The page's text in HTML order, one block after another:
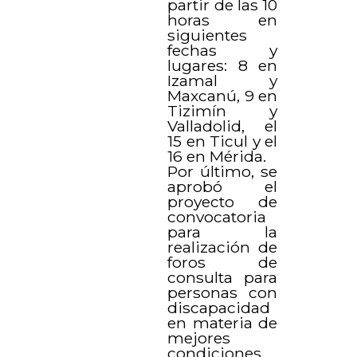
partir de las 10
horas en
siguientes
fechas y
lugares: 8 en
Izamal y
Maxcanú, 9 en
Tizimín y
Valladolid, el
15 en Ticul y el
16 en Mérida.
Por último, se
aprobó el
proyecto de
convocatoria
para la
realización de
foros de
consulta para
personas con
discapacidad
en materia de
mejores
condiciones